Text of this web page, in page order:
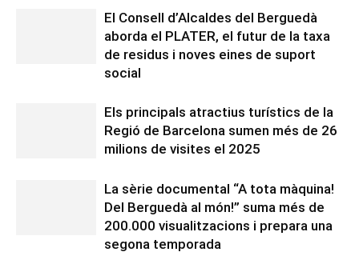
El Consell d’Alcaldes del Berguedà
aborda el PLATER, el futur de la taxa
de residus i noves eines de suport
social
Els principals atractius turístics de la
Regió de Barcelona sumen més de 26
milions de visites el 2025
La sèrie documental “A tota màquina!
Del Berguedà al món!” suma més de
200.000 visualitzacions i prepara una
segona temporada